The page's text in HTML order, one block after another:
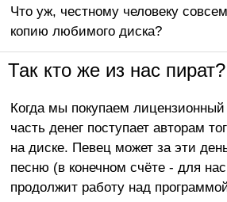
Что уж, честному человеку
копию любимого диска?
Так кто же из нас пират?
Когда мы покупаем
часть денег поступает авторам
на диске. Певец может за эти
песню (в конечном счёте - для
продолжит работу над